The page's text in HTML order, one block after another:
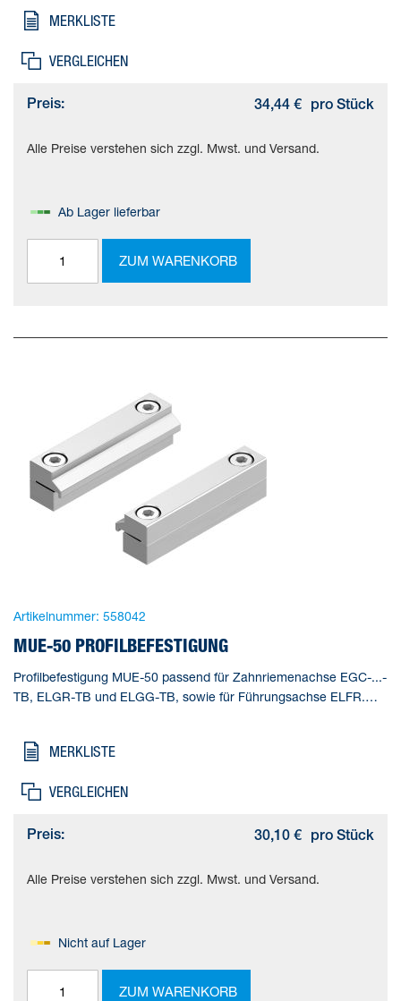
MERKLISTE
VERGLEICHEN
Preis: 34,44 € pro Stück
Alle Preise verstehen sich zzgl. Mwst. und Versand.
Ab Lager lieferbar
ZUM WARENKORB
Artikelnummer: 558042
MUE-50 PROFILBEFESTIGUNG
Profilbefestigung MUE-50 passend für Zahnriemenachse EGC-...-
TB, ELGR-TB und ELGG-TB, sowie für Führungsachse ELFR.
Werkstoffhinweis=RoHS konform
MERKLISTE
VERGLEICHEN
Preis: 30,10 € pro Stück
Alle Preise verstehen sich zzgl. Mwst. und Versand.
Nicht auf Lager
ZUM WARENKORB